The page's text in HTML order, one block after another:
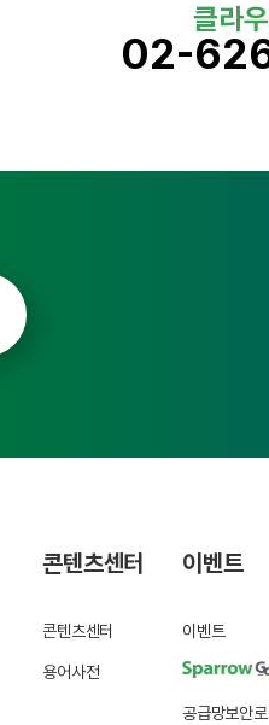
클라
02-
콘텐츠센터
콘텐츠센터
용어사전
이벤트
이벤트
공급망보안